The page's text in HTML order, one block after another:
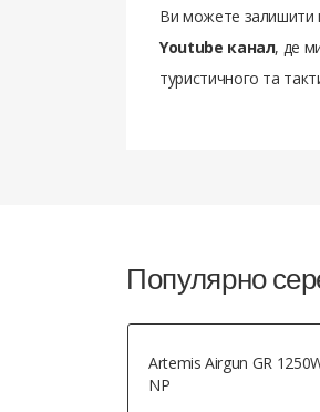
Ви можете залишити
Youtube канал, де
туристичного та
Популярно
Artemis Airgun GR
NP